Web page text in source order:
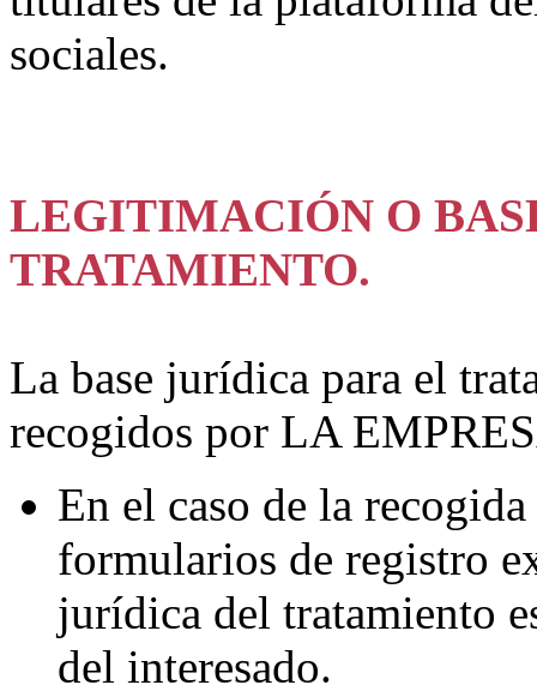
sociales.
LEGITIMACIÓN O
TRATAMIENTO.
La base jurídica para el
recogidos por LA
En el caso de la
formularios de registro
jurídica del tratamiento
del interesado.